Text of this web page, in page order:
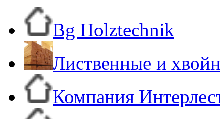
Bg Holztechnik
Лиственные и
Компания